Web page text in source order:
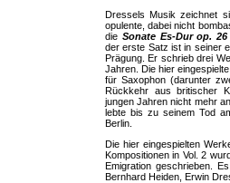
Dressels Musik zeichnet
opulente, dabei nicht
die Sonate Es-Dur op.
der erste Satz ist in seiner
Prägung. Er schrieb drei
Jahren. Die hier
für Saxophon (darunter
Rückkehr aus britischer
jungen Jahren nicht mehr
lebte bis zu seinem Tod
Berlin.
Die hier eingespielten
Kompositionen in Vol. 2
Emigration geschrieben.
Bernhard Heiden, Erwin